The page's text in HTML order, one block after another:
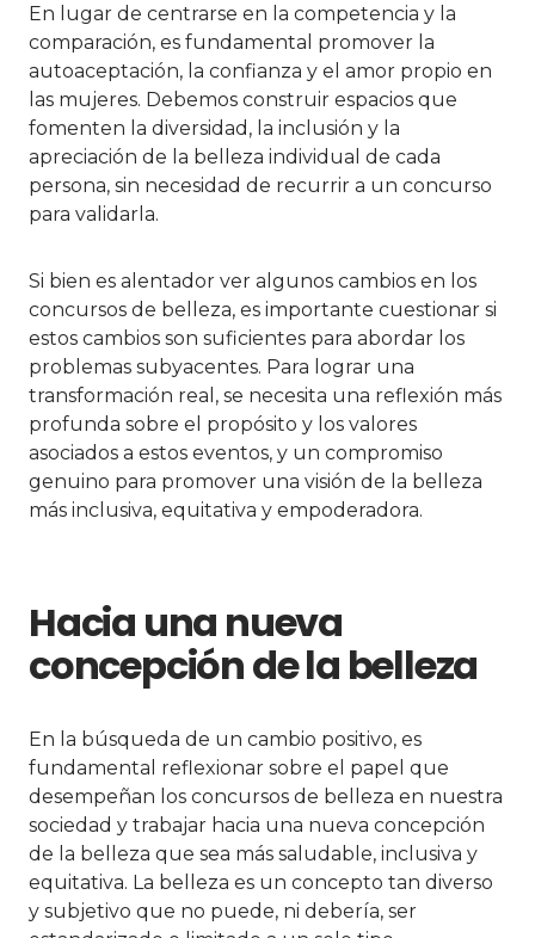
En lugar de centrarse en la competencia y la
comparación, es fundamental promover la
autoaceptación, la confianza y el amor propio en
las mujeres. Debemos construir espacios que
fomenten la diversidad, la inclusión y la
apreciación de la belleza individual de cada
persona, sin necesidad de recurrir a un concurso
para validarla.
Si bien es alentador ver algunos cambios en los
concursos de belleza, es importante cuestionar si
estos cambios son suficientes para abordar los
problemas subyacentes. Para lograr una
transformación real, se necesita una reflexión más
profunda sobre el propósito y los valores
asociados a estos eventos, y un compromiso
genuino para promover una visión de la belleza
más inclusiva, equitativa y empoderadora.
Hacia una nueva
concepción de la belleza
En la búsqueda de un cambio positivo, es
fundamental reflexionar sobre el papel que
desempeñan los concursos de belleza en nuestra
sociedad y trabajar hacia una nueva concepción
de la belleza que sea más saludable, inclusiva y
equitativa. La belleza es un concepto tan diverso
y subjetivo que no puede, ni debería, ser